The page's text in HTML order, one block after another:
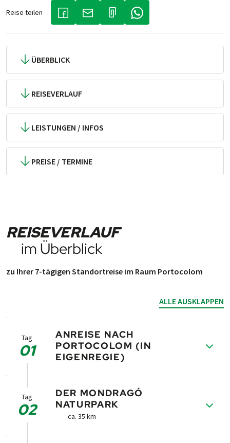
Reise teilen
(LINK ÖFFNET IN NEUEM TAB)
(LINK ÖFFNET IN NEUEM TAB)
(LINK ÖFFNET IN NEUEM
ÜBERBLICK
REISEVERLAUF
LEISTUNGEN / INFOS
PREISE / TERMINE
REISEVERLAUF
im Überblick
zu Ihrer 7-tägigen Standortreise im Raum Portocolom
ALLE AUSKLAPPEN
Tag
01
ANREISE NACH
PORTOCOLOM (IN
EIGENREGIE)
Hotel für Sie bereit. Spa­zieren schon heute
durch den char­manten Orts­kern mit seinen
net­ten Cafés und Restaurants.
Tag
02
DER MONDRAGÓ
NATURPARK
ca. 35 km